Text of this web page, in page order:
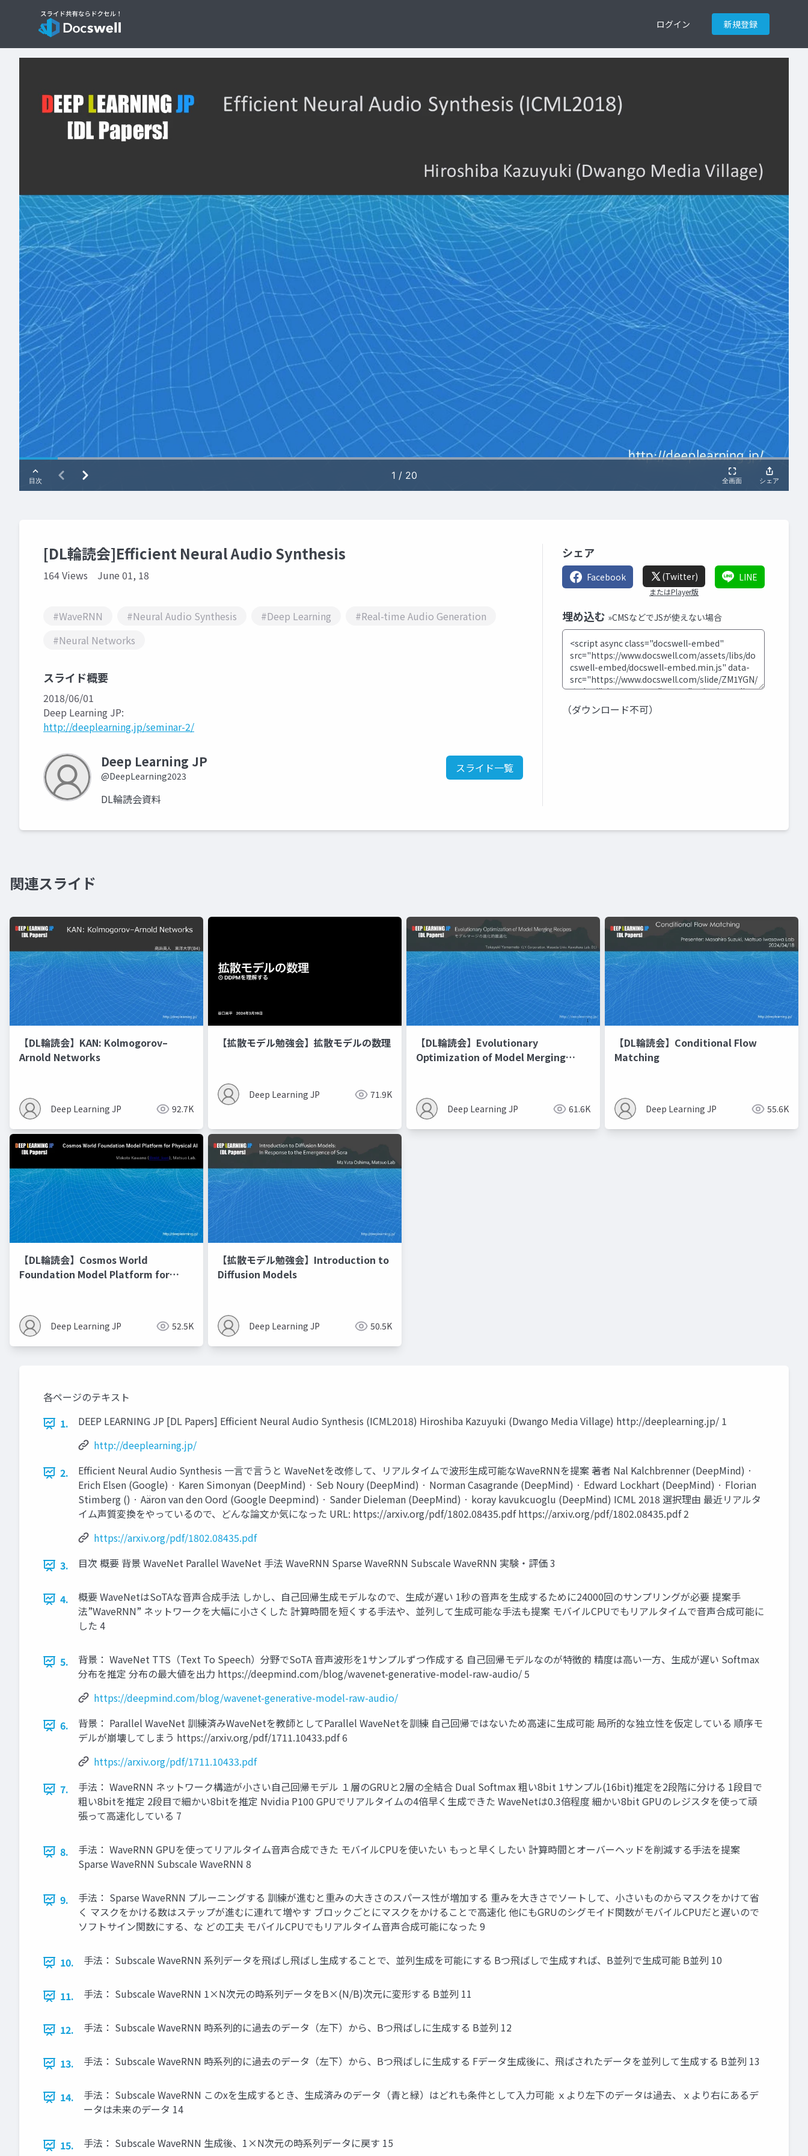
ログイン 新規登録
[DL輪読会]Efficient Neural Audio Synthesis
164 Views June 01, 18
#WaveRNN #Neural Audio Synthesis #Deep Learning
#Real-time Audio Generation
#Neural Networks
スライド概要
2018/06/01
Deep Learning JP:
http://deeplearning.jp/seminar-2/
Deep Learning JP
@DeepLearning2023
スライド一覧
DL輪読会資料
シェア
Facebook (Twitter)
またはPlayer版
LINE
埋め込む »CMSなどでJSが使えない場合
（ダウンロード不可）
関連スライド
【DL輪読会】KAN: Kolmogorov–
Arnold Networks
Deep Learning JP 92.7K
【拡散モデル勉強会】拡散モデルの数理
Deep Learning JP 71.9K
【DL輪読会】Evolutionary
Optimization of Model Merging
Deep Learning JP 61.6K
【DL輪読会】Conditional Flow
Matching
Deep Learning JP 55.6K
【DL輪読会】Cosmos World
Foundation Model Platform for
Deep Learning JP 52.5K
【拡散モデル勉強会】Introduction to
Diffusion Models
Deep Learning JP 50.5K
各ページのテキスト
1.
DEEP LEARNING JP [DL Papers] Efficient Neural Audio Synthesis (ICML2018) Hiroshiba Kazuyuki (Dwango Media Village) http://deeplearning.jp/ 1
http://deeplearning.jp/
2.
Efficient Neural Audio Synthesis 一言で言うと WaveNetを改修して、リアルタイムで波形生成可能なWaveRNNを提案 著者 Nal Kalchbrenner (DeepMind) ·
Erich Elsen (Google) · Karen Simonyan (DeepMind) · Seb Noury (DeepMind) · Norman Casagrande (DeepMind) · Edward Lockhart (DeepMind) · Florian
Stimberg () · Aäron van den Oord (Google Deepmind) · Sander Dieleman (DeepMind) · koray kavukcuoglu (DeepMind) ICML 2018 選択理由 最近リアルタ
イム声質変換をやっているので、どんな論文か気になった URL: https://arxiv.org/pdf/1802.08435.pdf https://arxiv.org/pdf/1802.08435.pdf 2
https://arxiv.org/pdf/1802.08435.pdf
3.
目次 概要 背景 WaveNet Parallel WaveNet 手法 WaveRNN Sparse WaveRNN Subscale WaveRNN 実験・評価 3
4.
概要 WaveNetはSoTAな音声合成手法 しかし、自己回帰生成モデルなので、生成が遅い 1秒の音声を生成するために24000回のサンプリングが必要 提案手
法”WaveRNN” ネットワークを大幅に小さくした 計算時間を短くする手法や、並列して生成可能な手法も提案 モバイルCPUでもリアルタイムで音声合成可能に
した 4
5.
背景： WaveNet TTS（Text To Speech）分野でSoTA 音声波形を1サンプルずつ作成する 自己回帰モデルなのが特徴的 精度は高い一方、生成が遅い Softmax
分布を推定 分布の最大値を出力 https://deepmind.com/blog/wavenet-generative-model-raw-audio/ 5
https://deepmind.com/blog/wavenet-generative-model-raw-audio/
6.
背景： Parallel WaveNet 訓練済みWaveNetを教師としてParallel WaveNetを訓練 自己回帰ではないため高速に生成可能 局所的な独立性を仮定している 順序モ
デルが崩壊してしまう https://arxiv.org/pdf/1711.10433.pdf 6
https://arxiv.org/pdf/1711.10433.pdf
7.
手法： WaveRNN ネットワーク構造が小さい自己回帰モデル １層のGRUと2層の全結合 Dual Softmax 粗い8bit 1サンプル(16bit)推定を2段階に分ける 1段目で
粗い8bitを推定 2段目で細かい8bitを推定 Nvidia P100 GPUでリアルタイムの4倍早く生成できた WaveNetは0.3倍程度 細かい8bit GPUのレジスタを使って頑
張って高速化している 7
8.
手法： WaveRNN GPUを使ってリアルタイム音声合成できた モバイルCPUを使いたい もっと早くしたい 計算時間とオーバーヘッドを削減する手法を提案
Sparse WaveRNN Subscale WaveRNN 8
9.
手法： Sparse WaveRNN プルーニングする 訓練が進むと重みの大きさのスパース性が増加する 重みを大きさでソートして、小さいものからマスクをかけて省
く マスクをかける数はステップが進むに連れて増やす ブロックごとにマスクをかけることで高速化 他にもGRUのシグモイド関数がモバイルCPUだと遅いので
ソフトサイン関数にする、な どの工夫 モバイルCPUでもリアルタイム音声合成可能になった 9
10. 手法： Subscale WaveRNN 系列データを飛ばし飛ばし生成することで、並列生成を可能にする Bつ飛ばしで生成すれば、B並列で生成可能 B並列 10
11. 手法： Subscale WaveRNN 1×N次元の時系列データをB×(N/B)次元に変形する B並列 11
12. 手法： Subscale WaveRNN 時系列的に過去のデータ（左下）から、Bつ飛ばしに生成する B並列 12
13. 手法： Subscale WaveRNN 時系列的に過去のデータ（左下）から、Bつ飛ばしに生成する Fデータ生成後に、飛ばされたデータを並列して生成する B並列 13
14.
手法： Subscale WaveRNN このxを生成するとき、生成済みのデータ（青と緑）はどれも条件として入力可能 ｘより左下のデータは過去、ｘより右にあるデ
ータは未来のデータ 14
15. 手法： Subscale WaveRNN 生成後、1×N次元の時系列データに戻す 15